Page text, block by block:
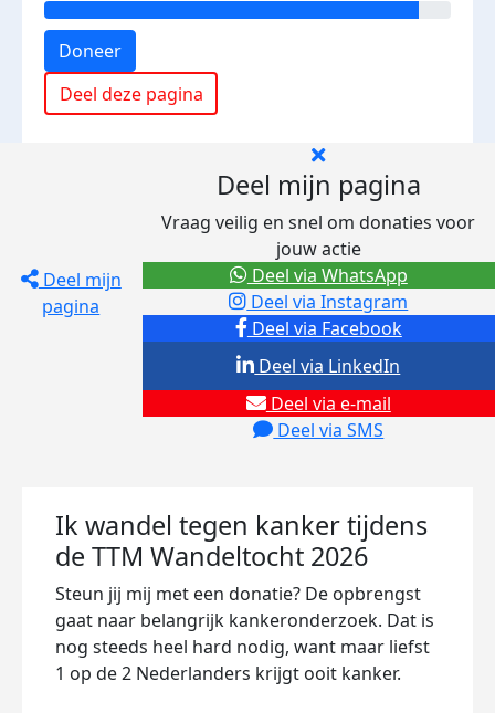
Doneer
Deel deze pagina
Deel mijn
pagina
Deel mijn pagina
Vraag veilig en snel om donaties voor
jouw actie
Deel via Facebook
Deel via Instagram
Deel via e-mail
Deel via SMS
Deel via LinkedIn
Deel via WhatsApp
Ik wandel tegen kanker tijdens
de TTM Wandeltocht 2026
Steun jij mij met een donatie? De opbrengst
gaat naar belangrijk kankeronderzoek. Dat is
nog steeds heel hard nodig, want maar liefst
1 op de 2 Nederlanders krijgt ooit kanker.